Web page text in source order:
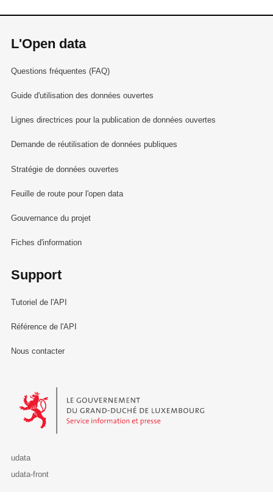
L'Open data
Questions fréquentes (FAQ)
Guide d'utilisation des données ouvertes
Lignes directrices pour la publication de données ouvertes
Demande de réutilisation de données publiques
Stratégie de données ouvertes
Feuille de route pour l'open data
Gouvernance du projet
Fiches d'information
Support
Tutoriel de l'API
Référence de l'API
Nous contacter
Le Gouvernement du Grand-Duché de Luxembourg - Service
udata
udata-front